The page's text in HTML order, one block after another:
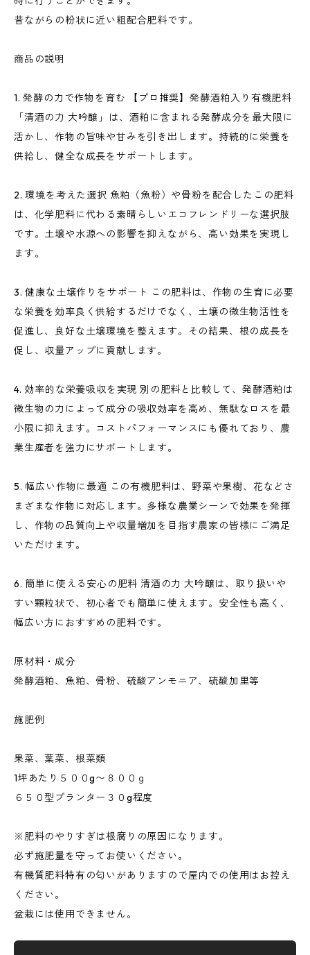
昔ながらの粉状に近い粗配合肥料です。
商品の説明
1. 発酵の力で作物を育む 【プロ推奨】発酵酒粕入り有機肥料
「清酒の力 大吟醸」は、酒粕に含まれる発酵成分を最大限に
活かし、作物の旨味や甘みを引き出します。持続的に栄養を
供給し、健全な成長をサポートします。
2. 環境を考えた選択 魚粕（魚粉）や骨粉を配合したこの肥料
は、化学肥料に代わる素晴らしいエコフレンドリーな選択肢
です。土壌や水源への影響を抑えながら、高い効果を実現し
ます。
3. 健康な土壌作りをサポート この肥料は、作物の生育に必要
な栄養を効率良く供給するだけでなく、土壌の微生物活性を
促進し、良好な土壌環境を整えます。その結果、根の成長を
促し、収量アップに貢献します。
4. 効率的な栄養吸収を実現 別の肥料と比較して、発酵酒粕は
微生物の力によって成分の吸収効率を高め、無駄なロスを最
小限に抑えます。コストパフォーマンスにも優れており、農
業生産者を強力にサポートします。
5. 幅広い作物に最適 この有機肥料は、野菜や果樹、花などさ
まざまな作物に対応します。多様な農業シーンで効果を発揮
し、作物の品質向上や収量増加を目指す農家の皆様にご満足
いただけます。
6. 簡単に使える安心の肥料 清酒の力 大吟醸は、取り扱いや
すい顆粒状で、初心者でも簡単に使えます。安全性も高く、
幅広い方におすすめの肥料です。
原材料・成分
発酵酒粕、魚粕、骨粉、硫酸アンモニア、硫酸加里等
施肥例
果菜、葉菜、根菜類
1坪あたり５００g〜８００ｇ
６５０型プランター３０g程度
※肥料のやりすぎは根腐りの原因になります。
必ず施肥量を守ってお使いください。
有機質肥料特有の匂いがありますので屋内での使用はお控え
ください。
盆栽には使用できません。